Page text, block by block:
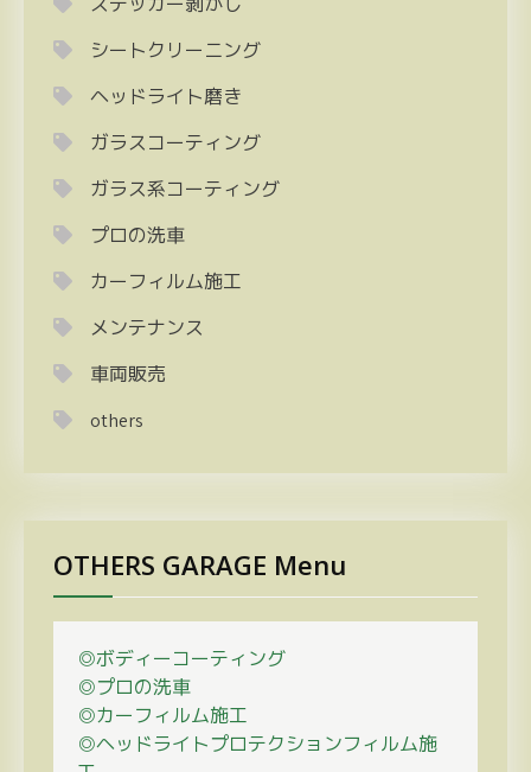
シートクリーニング
ヘッドライト磨き
ガラスコーティング
ガラス系コーティング
プロの洗車
カーフィルム施工
メンテナンス
車両販売
others
OTHERS GARAGE Menu
◎ボディーコーティング
◎プロの洗車
◎カーフィルム施工
◎ヘッドライトプロテクションフィルム施